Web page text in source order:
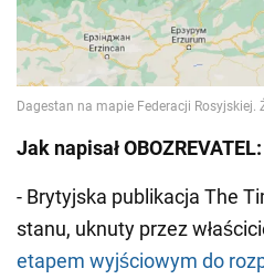
Jak napisał OBOZREVATEL:
- Brytyjska publikacja The
stanu, uknuty przez
etapem wyjściowym do